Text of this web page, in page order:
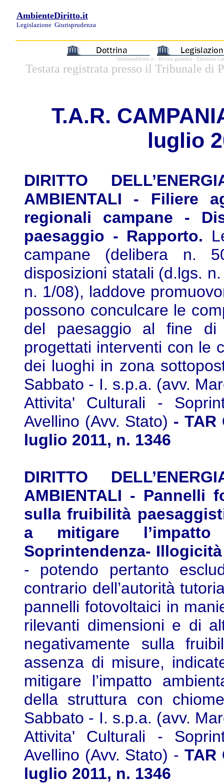
AmbienteDiritto.it
Legislazione Giurisprudenza
AmbienteDiritto.it - Rivista giuridica - Electronic
Testata registrata presso il Tribunale di
T.A.R.
luglio
DIRITTO
AMBIENTALI - Filiere
regionali campane -
paesaggio - Rapporto.
campane (delibera n.
disposizioni statali (d.lgs.
n. 1/08), laddove
possono conculcare le
del paesaggio al fine di
progettati interventi con le
dei luoghi in zona
Sabbato - I. s.p.a. (avv.
Attivita' Culturali -
Avellino (Avv. Stato) - TAR
luglio 2011, n. 1346
DIRITTO
AMBIENTALI - Pannelli
sulla fruibilità
a mitigare
Soprintendenza-
- potendo pertanto
contrario dell’autorità
pannelli fotovoltaici in
rilevanti dimensioni e di
negativamente sulla
assenza di misure,
mitigare l’impatto
della struttura con
Sabbato - I. s.p.a. (avv.
Attivita' Culturali -
Avellino (Avv. Stato) - TAR
luglio 2011, n. 1346